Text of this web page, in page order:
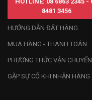
8481 3456
HƯỚNG DẪN ĐẶT HÀNG
MUA HÀNG - THANH TOÁN
PHƯƠNG THỨC VẬN CHUYỂN
GẶP SỰ CỐ KHI NHẬN HÀNG